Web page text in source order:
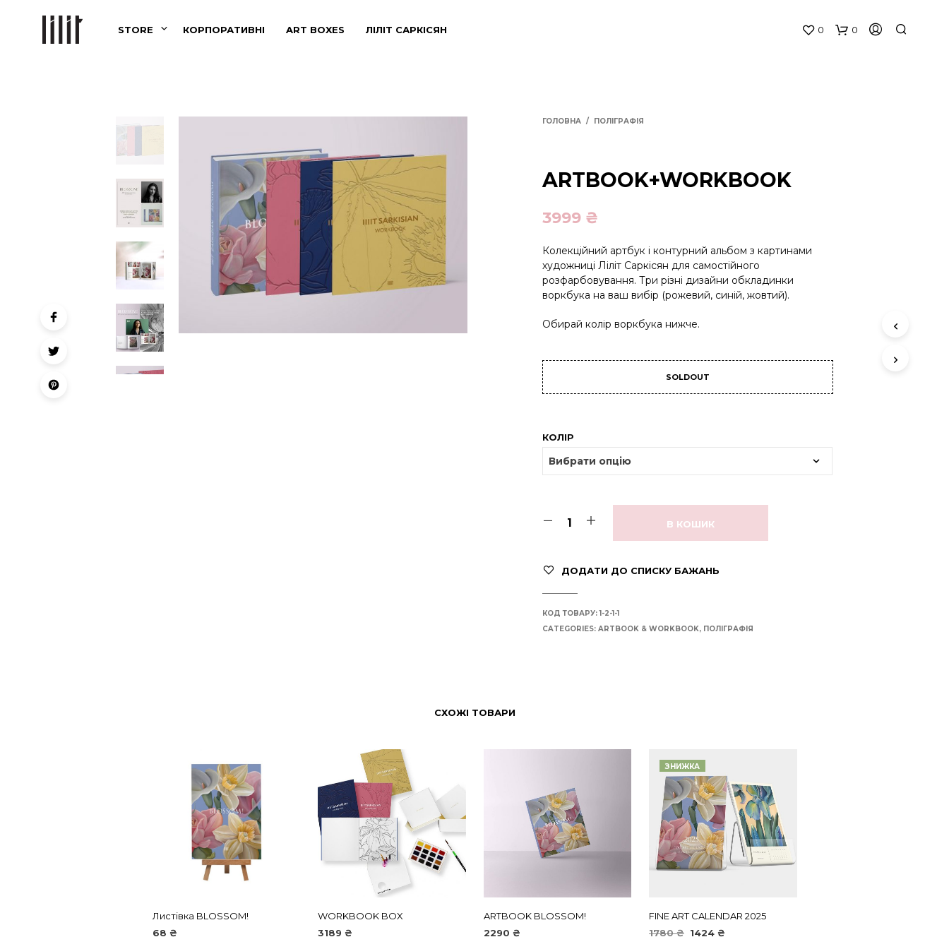
0 0
STORE КОРПОРАТИВНІ ART BOXES ЛІЛІТ САРКІСЯН
ГОЛОВНА / ПОЛІГРАФІЯ
ARTBOOK+WORKBOOK
3999 ₴
Колекційний артбук і контурний альбом з картинами
художниці Ліліт Саркісян для самостійного
розфарбовування. Три різні дизайни обкладинки
воркбука на ваш вибір (рожевий, синій, жовтий).
Обирай колір воркбука нижче.
SOLDOUT
КОЛІР
В КОШИК
ДОДАТИ ДО СПИСКУ БАЖАНЬ
КОД ТОВАРУ:1-2-1-1
CATEGORIES:ARTBOOK & WORKBOOK, ПОЛІГРАФІЯ
СХОЖІ ТОВАРИ
Листівка BLOSSOM!
68 ₴
WORKBOOK BOX
3189 ₴
ARTBOOK BLOSSOM!
2290 ₴
ЗНИЖКА
FINE ART CALENDAR 2025
1780₴ 1424 ₴